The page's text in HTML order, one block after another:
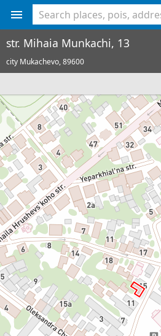
str. Mihaia Munkachi, 13
city Mukachevo,89600
<% console.log(hcard) %>